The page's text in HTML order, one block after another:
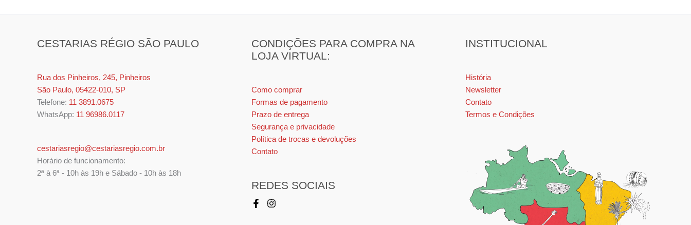
CESTARIAS RÉGIO SÃO PAULO
Rua dos Pinheiros, 245, Pinheiros
São Paulo, 05422-010, SP
Telefone: 11 3891.0675
WhatsApp: 11 96986.0117
cestariasregio@cestariasregio.com.br
Horário de funcionamento:
2ª à 6ª - 10h às 19h e Sábado - 10h às 18h
CONDIÇÕES PARA COMPRA NA
LOJA VIRTUAL:
Como comprar
Formas de pagamento
Prazo de entrega
Segurança e privacidade
Política de trocas e devoluções
Contato
REDES SOCIAIS
INSTITUCIONAL
História
Newsletter
Contato
Termos e Condições